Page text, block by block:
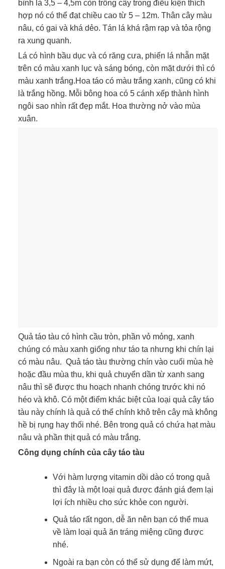
bình là 3,5 – 4,5m còn trồng cây trong điều kiện thích
hợp nó có thể đạt chiều cao từ 5 – 12m. Thân cây màu
nâu, có gai và khá dẻo. Tán lá khá rậm rạp và tỏa rộng
ra xung quanh.
Lá có hình bầu dục và có răng cưa, phiến lá nhẵn mặt
trên có màu xanh lục và sáng bóng, còn mặt dưới thì có
màu xanh trắng.Hoa táo có màu trắng xanh, cũng có khi
là trắng hồng. Mỗi bông hoa có 5 cánh xếp thành hình
ngôi sao nhìn rất đẹp mắt. Hoa thường nở vào mùa
xuân.
Quả táo tàu có hình cầu tròn, phần vỏ mỏng, xanh
chúng có màu xanh giống như táo ta nhưng khi chín lại
có màu nâu. Quả táo tàu thường chín vào cuối mùa hè
hoặc đầu mùa thu, khi quả chuyển dần từ xanh sang
nâu thì sẽ được thu hoạch nhanh chóng trước khi nó
héo và khô. Có một điểm khác biệt của loại quả cây táo
tàu này chính là quả có thể chính khô trên cây mà không
hề bị rụng hay thối nhé. Bên trong quả có chứa hạt màu
nâu và phần thịt quả có màu trắng.
Công dụng chính của cây táo tàu
Với hàm lượng vitamin dồi dào có trong quả
thì đây là một loại quả được đánh giá đem lại
lợi ích nhiều cho sức khỏe con người.
Quả táo rất ngon, dễ ăn nên bạn có thể mua
về làm loại quả ăn tráng miệng cũng được
nhé.
Ngoài ra bạn còn có thể sử dụng để làm mứt,